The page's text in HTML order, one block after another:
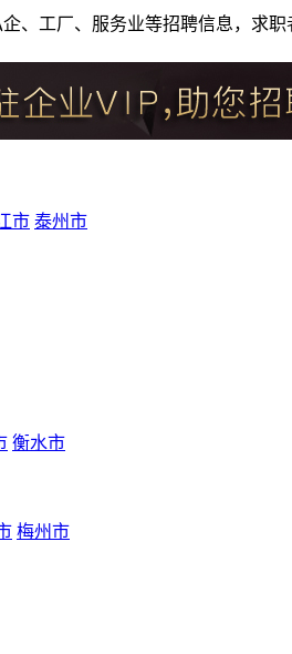
、工厂、服务业等招聘信息，求
市 泰州市
衡水市
梅州市